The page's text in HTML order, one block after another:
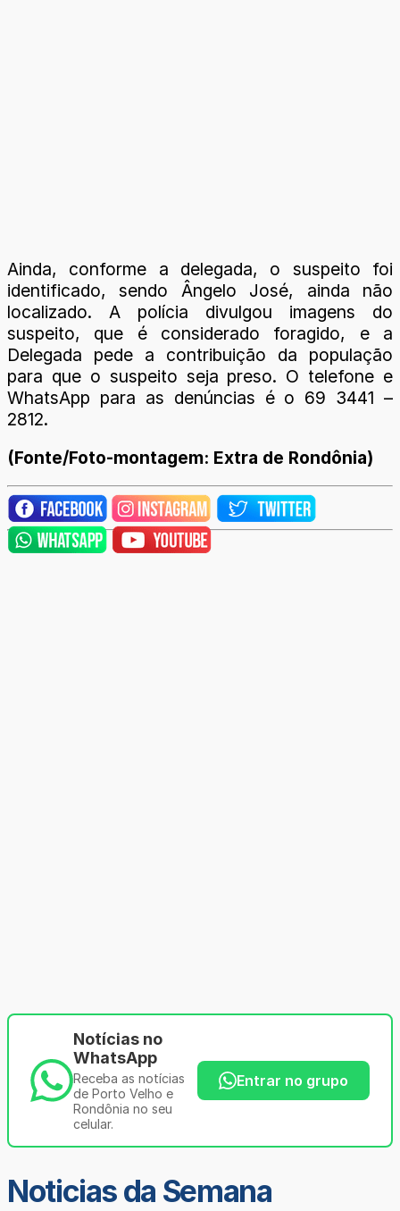
Ainda, conforme a delegada, o suspeito foi
identificado, sendo Ângelo José, ainda não
localizado. A polícia divulgou imagens do
suspeito, que é considerado foragido, e a
Delegada pede a contribuição da população
para que o suspeito seja preso. O telefone e
WhatsApp para as denúncias é o 69 3441 –
2812.
(Fonte/Foto-montagem: Extra de Rondônia)
Notícias no
WhatsApp
Receba as notícias
de Porto Velho e
Rondônia no seu
celular.
Entrar no grupo
Noticias da Semana